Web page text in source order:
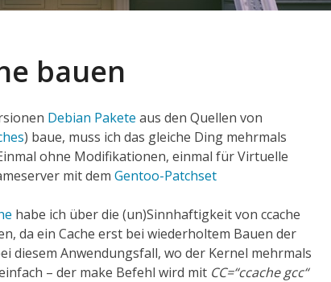
bauen
Debian Pakete aus den Quellen von
) baue, muss ich das gleiche Ding mehrmals
ohne Modifikationen, einmal für Virtuelle
mit dem Gentoo-Patchset
habe ich über die (un)Sinnhaftigkeit von ccache
da ein Cache erst bei wiederholtem Bauen der
diesem Anwendungsfall, wo der Kernel mehrmals
– der make Befehl wird mit CC=“ccache gcc“